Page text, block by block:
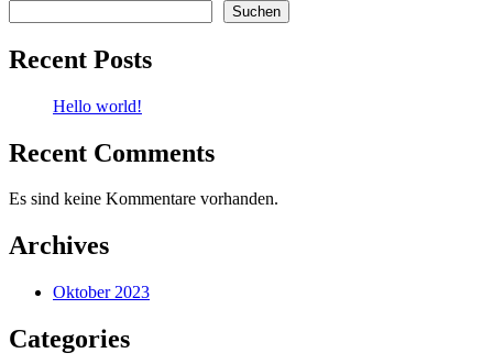
Suchen
Recent Posts
Hello world!
Recent Comments
Es sind keine Kommentare vorhanden.
Archives
Oktober 2023
Categories